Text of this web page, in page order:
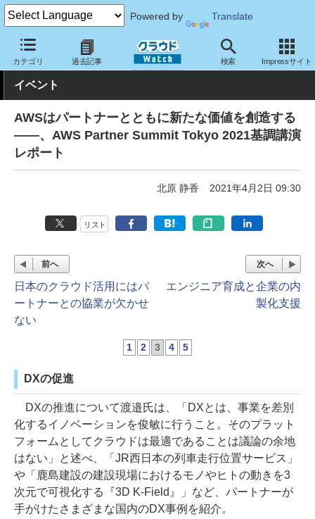
Powered by Translate
カテゴリ 過去記事 検索 Impressサイト
クラウド Watch イベント
イベント
AWSはパートナーとともに新たな価値を創造する
――、AWS Partner Summit Tokyo 2021基調講演
レポート
北原 静香 2021年4月2日 09:30
リスト
前へ
日本のクラウド活用にはパ
ートナーとの協業が欠かせ
ない
次へ
エンジニア育成と企業の内
製化支援
1 2 3 4 5
DXの促進
DXの推進について渡邉氏は、「DXとは、事業を差別
化するイノベーションを俊敏に行うこと。そのプラット
フォームとしてクラウドは最適であることは議論の余地
はない」と述べ、「JR西日本の列車走行位置サービス」
や「鹿島建設の建設現場におけるモノやヒトの動きを3
次元で可視化する『3D K-Field』」など、パートナーが
手がけたさまざまな国内のDX事例を紹介。